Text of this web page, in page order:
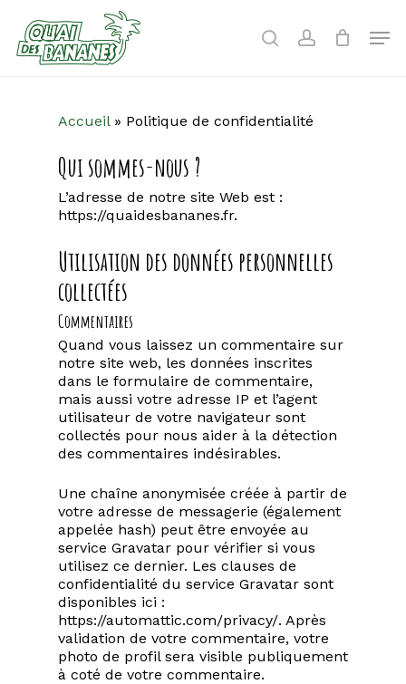
main
content
searchaccount
Accueil» Politique de confidentialité
Qui sommes-nous ?
L’adresse de notre site Web est :
https://quaidesbananes.fr.
Utilisation des données personnelles
collectées
Commentaires
Quand vous laissez un commentaire sur
notre site web, les données inscrites
dans le formulaire de commentaire,
mais aussi votre adresse IP et l’agent
utilisateur de votre navigateur sont
collectés pour nous aider à la détection
des commentaires indésirables.
Une chaîne anonymisée créée à partir de
votre adresse de messagerie (également
appelée hash) peut être envoyée au
service Gravatar pour vérifier si vous
utilisez ce dernier. Les clauses de
confidentialité du service Gravatar sont
disponibles ici :
https://automattic.com/privacy/. Après
validation de votre commentaire, votre
photo de profil sera visible publiquement
à coté de votre commentaire.